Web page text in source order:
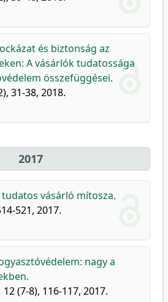
és biztonság az
A vásárlók tudatossága
összefüggései.
31-38, 2018.
2017
tudatos vásárló mítosza.
521, 2017.
nagy a
12 (7-8), 116-117, 2017.